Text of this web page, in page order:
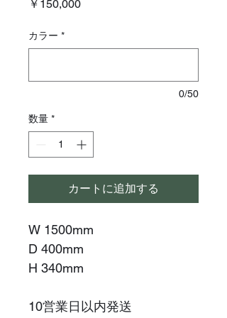
￥150,000価
カラー *
0/50
数量 *
カートに追加する
W 1500mm
D 400mm
H 340mm
10営業日以内発送